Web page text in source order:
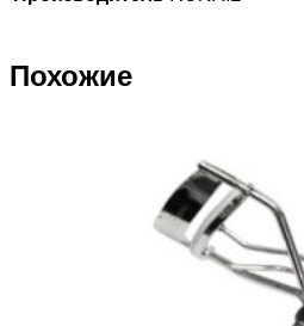
Похожие